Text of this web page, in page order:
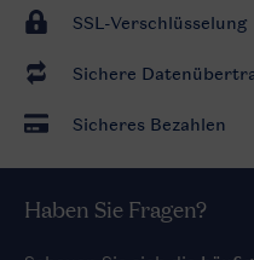
SSL-Verschlüsselung
Sichere
Sicheres Bezahlen
Haben Sie Fragen?